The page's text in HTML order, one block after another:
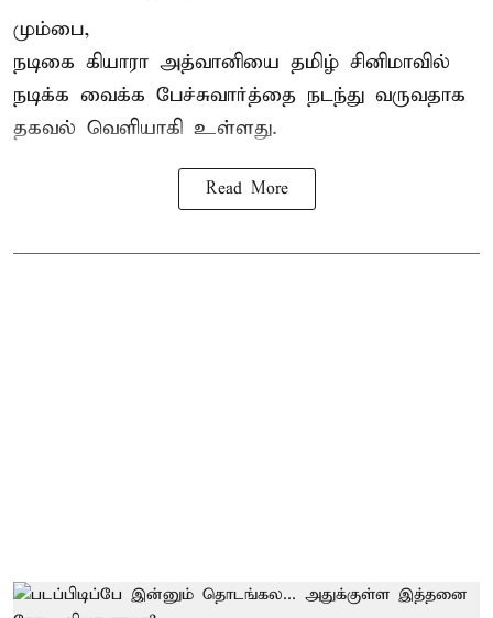
மும்பை,
நடிகை கியாரா அத்வானியை தமிழ் சினிமாவில்
நடிக்க வைக்க பேச்சுவார்த்தை நடந்து வருவதாக
தகவல் வெளியாகி உள்ளது.
Read More